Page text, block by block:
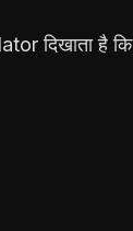
दिखाता है कि